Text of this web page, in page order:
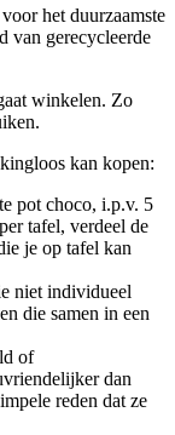
het duurzaamste
van gerecycleerde
winkelen. Zo
kan kopen:
pot choco, i.p.v. 5
tafel, verdeel de
je op tafel kan
niet individueel
die samen in een
of
dan
reden dat ze